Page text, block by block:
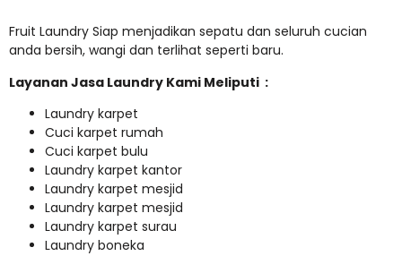
Fruit Laundry Siap menjadikan sepatu dan seluruh cucian
anda bersih, wangi dan terlihat seperti baru.
Layanan Jasa Laundry Kami Meliputi :
Laundry karpet
Cuci karpet rumah
Cuci karpet bulu
Laundry karpet kantor
Laundry karpet mesjid
Laundry karpet mesjid
Laundry karpet surau
Laundry boneka